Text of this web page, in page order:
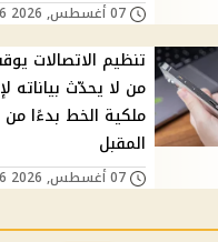
07 أغسطس, 2026 06:16 م
تنظيم الاتصالات
من لا يحدّث بياناته
ملكية الخط بدءًا من
المقبل
07 أغسطس, 2026 05:56 م